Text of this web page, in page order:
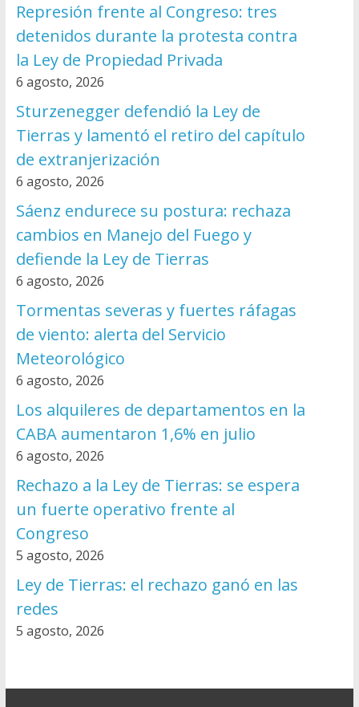
Represión frente al Congreso: tres
detenidos durante la protesta contra
la Ley de Propiedad Privada
6 agosto, 2026
Sturzenegger defendió la Ley de
Tierras y lamentó el retiro del capítulo
de extranjerización
6 agosto, 2026
Sáenz endurece su postura: rechaza
cambios en Manejo del Fuego y
defiende la Ley de Tierras
6 agosto, 2026
Tormentas severas y fuertes ráfagas
de viento: alerta del Servicio
Meteorológico
6 agosto, 2026
Los alquileres de departamentos en la
CABA aumentaron 1,6% en julio
6 agosto, 2026
Rechazo a la Ley de Tierras: se espera
un fuerte operativo frente al
Congreso
5 agosto, 2026
Ley de Tierras: el rechazo ganó en las
redes
5 agosto, 2026